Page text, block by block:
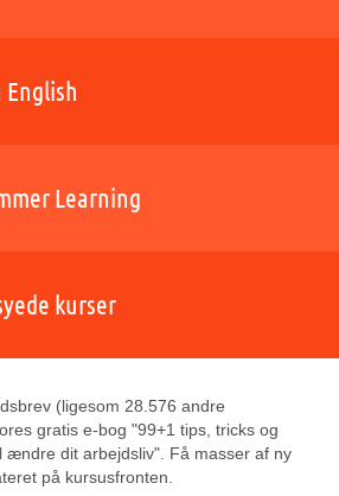
English
Learning
kurser
(ligesom 28.576 andre
gratis e-bog "99+1 tips, tricks og
ændre dit arbejdsliv". Få masser af ny
på kursusfronten.